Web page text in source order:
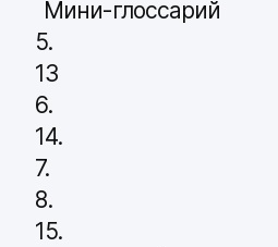
Мини-глоссарий
5.
13
6.
14.
7.
8.
15.